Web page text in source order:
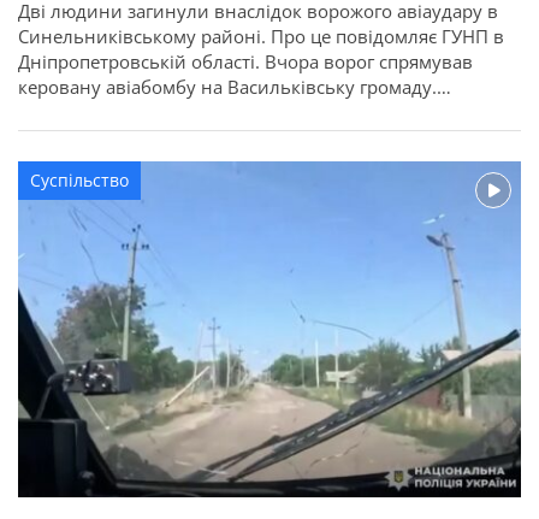
Дві людини загинули внаслідок ворожого авіаудару в
Синельниківському районі. Про це повідомляє ГУНП в
Дніпропетровській області. Вчора ворог спрямував
керовану авіабомбу на Васильківську громаду.
59-річна жінка та 60-річний чоловік. Пошкоджено п’ять
житлових будинків. В Українській громаді через атаку
FPV-дрону пошкоджено приватний будинок та
автомобіль.
Суспільство